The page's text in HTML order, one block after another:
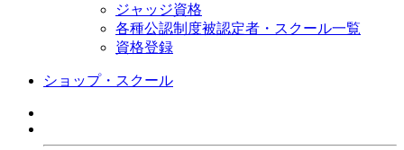
ジャッジ資格
各種公認制度被認定者・スクール一覧
資格登録
ショップ・スクール